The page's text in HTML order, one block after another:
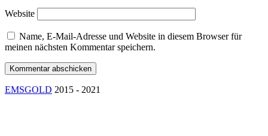
Website
Name, E-Mail-Adresse und Website in diesem Browser für
meinen nächsten Kommentar speichern.
EMSGOLD 2015 - 2021